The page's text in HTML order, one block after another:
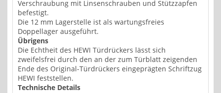
Verschraubung mit Linsenschrauben und Stützzapfen
befestigt.
Die 12 mm Lagerstelle ist als wartungsfreies
Doppellager ausgeführt.
Übrigens
Die Echtheit des HEWI Türdrückers lässt sich
zweifelsfrei durch den an der zum Türblatt zeigenden
Ende des Original-Türdrückers eingeprägten Schriftzug
HEWI feststellen.
Technische Details